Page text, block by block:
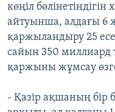
көңіл
айтуынша, алдағы
қаржыландыру 25
сайын 350 миллиард
қаржыны жұмсау
- Қазір ақшаның бір